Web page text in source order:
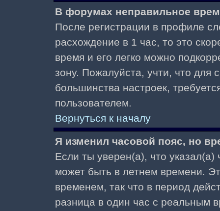
В форумах неправильное
После регистрации в профиле
расхождение в 1 час, то это
время и его легко можно
зону. Пожалуйста, учти, что для
большинства настроек,
пользователем.
Вернуться к началу
Я изменил часовой пояс, но
Если ты уверен(а), что
может быть в летнем времени.
временем, так что в период
разница в один час с реальным